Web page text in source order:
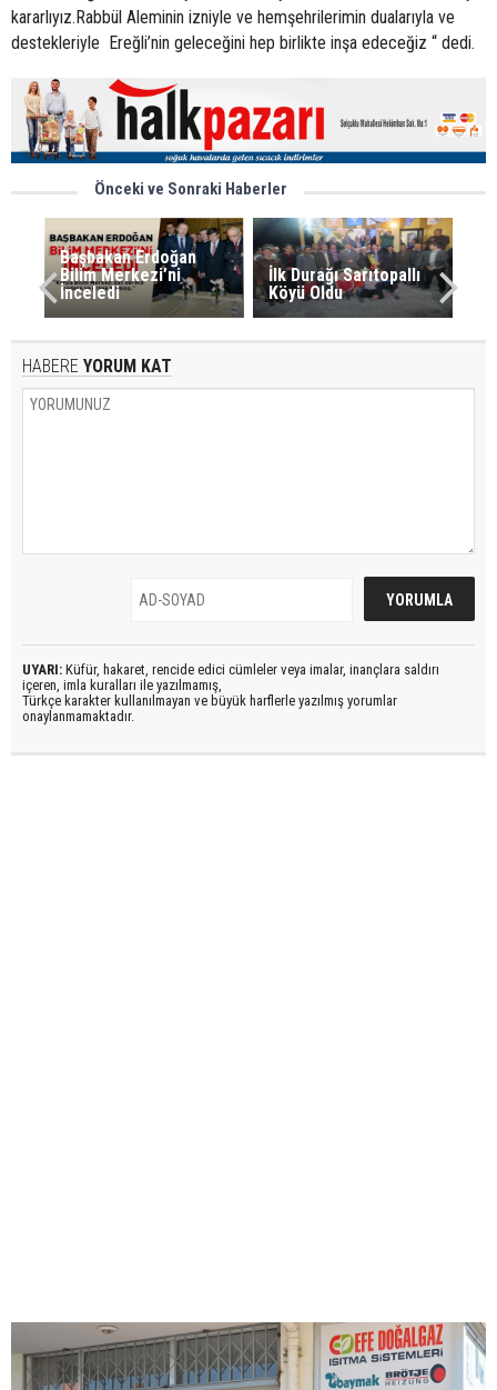
kararlıyız.Rabbül Aleminin izniyle ve hemşehrilerimin dualarıyla ve
destekleriyle Ereğli’nin geleceğini hep birlikte inşa edeceğiz “ dedi.
Önceki ve Sonraki Haberler
Başbakan Erdoğan
Bilim Merkezi’ni
İnceledi
İlk Durağı Sarıtopallı
Köyü Oldu
HABERE YORUM KAT
UYARI: Küfür, hakaret, rencide edici cümleler veya imalar, inançlara saldırı
içeren, imla kuralları ile yazılmamış,
Türkçe karakter kullanılmayan ve büyük harflerle yazılmış yorumlar
onaylanmamaktadır.